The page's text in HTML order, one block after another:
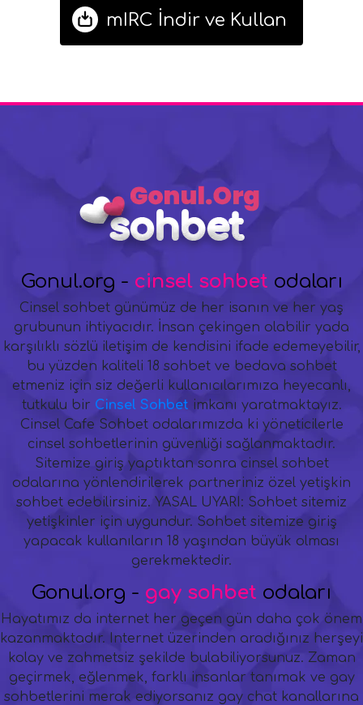
mIRC İndir ve Kullan
Gonul.org - cinsel sohbet odaları
Cinsel sohbet günümüz de her isanın ve her yaş
grubunun ihtiyacıdır. İnsan çekingen olabilir yada
karşılıklı sözlü iletişim de kendisini ifade edemeyebilir,
bu yüzden kaliteli 18 sohbet ve bedava sohbet
etmeniz için siz değerli kullanıcılarımıza heyecanlı,
tutkulu bir Cinsel Sohbet imkanı yaratmaktayız.
Cinsel Cafe Sohbet odalarımızda ki yöneticilerle
cinsel sohbetlerinin güvenliği sağlanmaktadır.
Sitemize giriş yaptıktan sonra cinsel sohbet
odalarına yönlendirilerek partneriniz özel yetişkin
sohbet edebilirsiniz. YASAL UYARI: Sohbet sitemiz
yetişkinler için uygundur. Sohbet sitemize giriş
yapacak kullanıların 18 yaşından büyük olması
gerekmektedir.
Gonul.org - gay sohbet odaları
Hayatımız da internet her geçen gün daha çok önem
kazanmaktadır. Internet üzerinden aradığınız herşeyi
kolay ve zahmetsiz şekilde bulabiliyorsunuz. Zaman
geçirmek, eğlenmek, farklı insanlar tanımak ve gay
sohbetlerini merak ediyorsanız gay chat kanallarına